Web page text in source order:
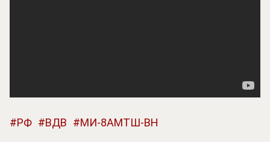
РФ ВДВ МИ-8АМТШ-ВН